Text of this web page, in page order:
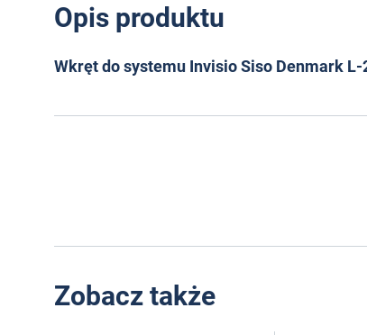
Opis produktu
Wkręt do systemu Invisio Siso Denmark
Zobacz także